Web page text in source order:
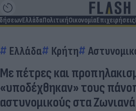
ΕλλάδαΠολιτικήΟικονομίαΕπιχειρήσεις
Ελλάδα Κρήτη
Με πέτρες και
«υποδέχθηκαν» τους
αστυνομικούς στα Ζωνιανά